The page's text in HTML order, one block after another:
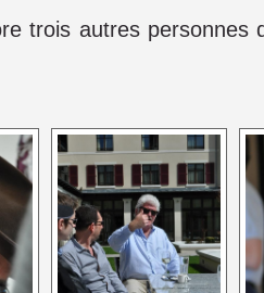
trois autres personnes